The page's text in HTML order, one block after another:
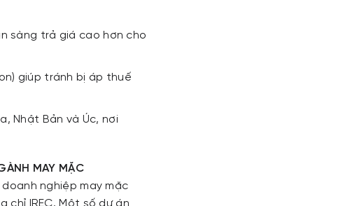
sàng trả giá cao hơn cho
giúp tránh bị áp thuế
Nhật Bản và Úc, nơi
MAY MẶC
nghiệp may mặc
IREC. Một số dự án